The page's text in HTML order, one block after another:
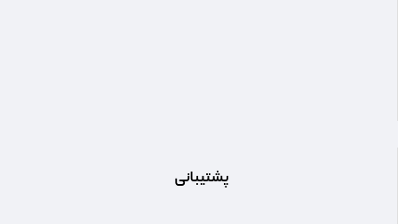
پشتیبانی